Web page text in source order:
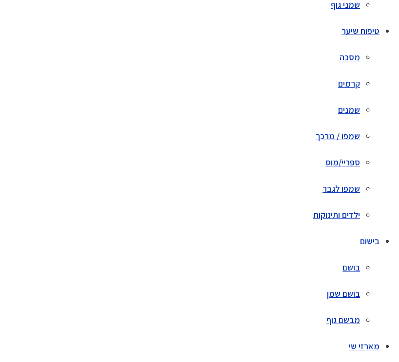
שמני גוף
טיפוח שיער
מסכה
קרמים
שמנים
שמפו / מרכך
ספריי/מוס
שמפו לגבר
ילדים ותינוקות
בישום
בושם
בושם שמן
מבשם גוף
מארזי שי